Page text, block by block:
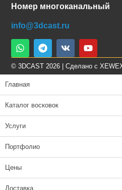
Номер многоканальный
info@3dcast.ru
© 3DCAST 2026 | Сделано с
Главная
Каталог восковок
Услуги
Портфолио
Цены
Доставка